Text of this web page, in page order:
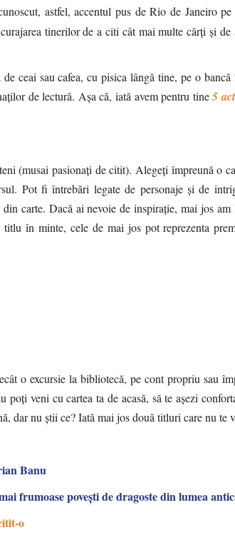
astfel, accentul pus de Rio de Janeiro
tinerilor de a citi cât mai multe cărți și
ceai sau cafea, cu pisica lângă tine, pe o
de lectură. Așa că, iată avem pentru tine5
(musai pasionați de citit). Alegeți împreună o
Pot fi întrebări legate de personaje și de
carte. Dacă ai nevoie de inspirație, mai jos
titlu în minte, cele de mai jos pot reprezenta
o excursie la bibliotecă, pe cont propriu sau
veni cu cartea ta de acasă, să te așezi
dar nu știi ce? Iată mai jos două titluri care nu te
Banu
frumoase poveşti de dragoste din lumea
o